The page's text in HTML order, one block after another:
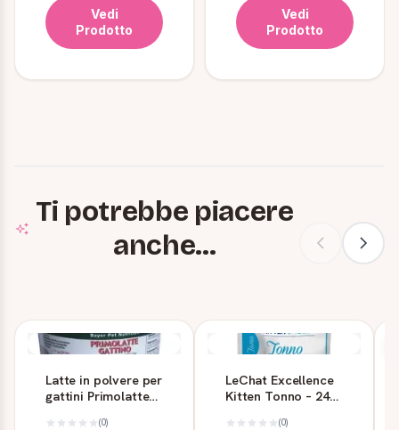
Vedi
Prodotto
Vedi
Prodotto
Ti potrebbe piacere
anche...
Latte in polvere per
gattini Primolatte
(0)
LeChat Excellence
Kitten Tonno – 24
(0)